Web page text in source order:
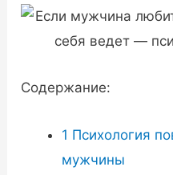
Содержание:
1 Психология
мужчины